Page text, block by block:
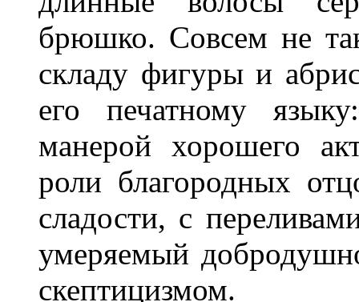
брюшко. Совсем не
складу фигуры и
его печатному
манерой хорошего
роли благородных
сладости, с
умеряемый
скептицизмом.